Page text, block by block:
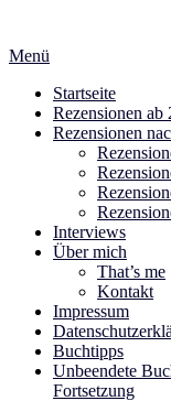
springen
Menü
Startseite
Rezensionen
Rezensionen
Interviews
Über mich
That’s me
Kontakt
Impressum
Buchtipps
Unbeendete
Fortsetzung